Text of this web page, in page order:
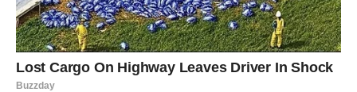
OVAJ ZODIJAK ULAZI U